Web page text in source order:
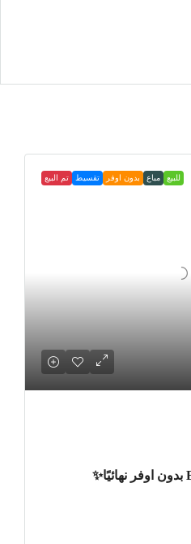
للبيع مباع بدون اوفر تقسيط تم البيع